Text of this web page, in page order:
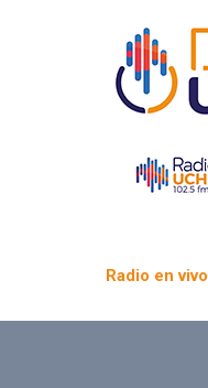
Radio en vivo